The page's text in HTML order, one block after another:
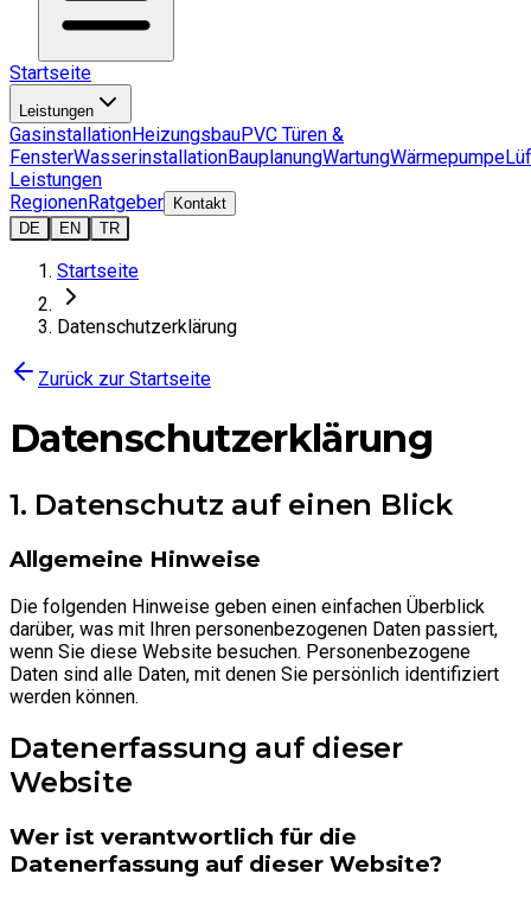
Startseite
Leistungen
GasinstallationHeizungsbauPVC Türen &
FensterWasserinstallationBauplanungWartungWärmepumpe
Leistungen
RegionenRatgeber
Kontakt
DE
EN TR
Startseite
Datenschutzerklärung
Zurück zur Startseite
Datenschutzerklärung
1. Datenschutz auf einen Blick
Allgemeine Hinweise
Die folgenden Hinweise geben einen einfachen Überblick
darüber, was mit Ihren personenbezogenen Daten passiert,
wenn Sie diese Website besuchen. Personenbezogene
Daten sind alle Daten, mit denen Sie persönlich identifiziert
werden können.
Datenerfassung auf dieser
Website
Wer ist verantwortlich für die
Datenerfassung auf dieser Website?